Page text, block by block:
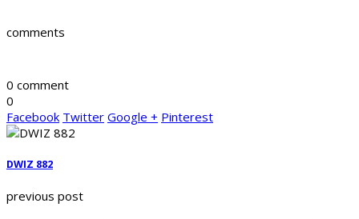
comments
0 comment
0
Facebook Twitter Google + Pinterest
DWIZ 882
previous post